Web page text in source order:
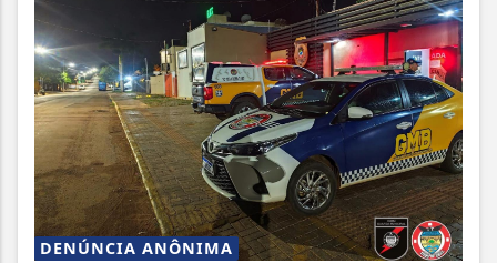
DENÚNCIA ANÔNIMA